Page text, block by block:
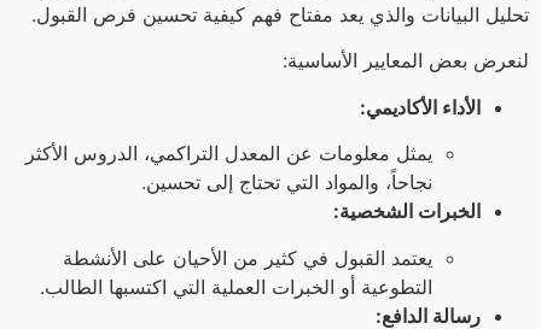
تحليل البيانات والذي يعد مفتاح فهم كيفية تحسين فرص القبول.
لنعرض بعض المعايير الأساسية:
الأداء الأكاديمي:
يمثل معلومات عن المعدل التراكمي، الدروس الأكثر
نجاحاً، والمواد التي تحتاج إلى تحسين.
الخبرات الشخصية:
يعتمد القبول في كثير من الأحيان على الأنشطة
التطوعية أو الخبرات العملية التي اكتسبها الطالب.
رسالة الدافع: